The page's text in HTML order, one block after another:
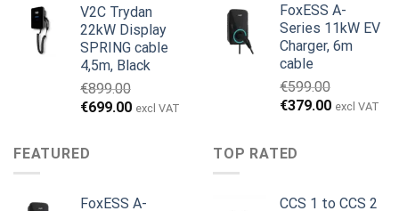
€1,495.00€1,395.00.
V2C Trydan
22kW Display
SPRING cable
4,5m, Black
€899.00
Ursprünglicher
€899.00
€699.00Aktueller
excl VAT
FoxESS A-
Series 11kW EV
Charger, 6m
cable
€599.00
Ursprünglicher
€599.00
€379.00Aktueller
excl VAT
FEATURED
FoxESS A-
TOP RATED
CCS 1 to CCS 2